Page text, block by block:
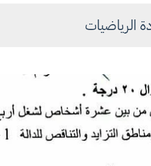
الرياضيات